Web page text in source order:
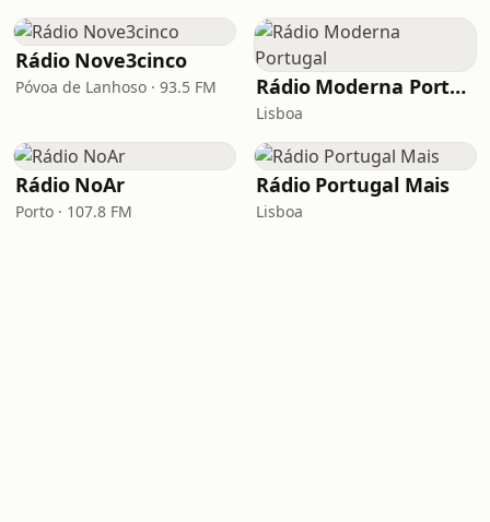
Rádio Nove3cinco
Póvoa de Lanhoso · 93.5 FM Rádio Moderna Portugal
Lisboa
Rádio NoAr
Porto · 107.8 FM
Rádio Portugal Mais
Lisboa